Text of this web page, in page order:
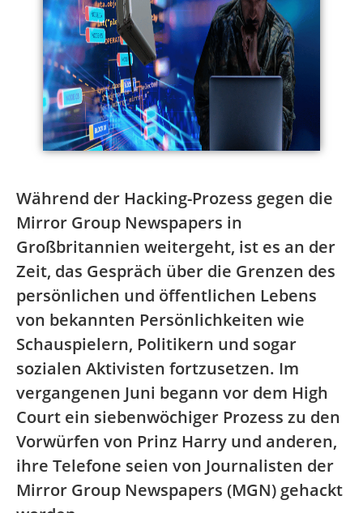
Während der Hacking-Prozess gegen die
Mirror Group Newspapers in
Großbritannien weitergeht, ist es an der
Zeit, das Gespräch über die Grenzen des
persönlichen und öffentlichen Lebens
von bekannten Persönlichkeiten wie
Schauspielern, Politikern und sogar
sozialen Aktivisten fortzusetzen. Im
vergangenen Juni begann vor dem High
Court ein siebenwöchiger Prozess zu den
Vorwürfen von Prinz Harry und anderen,
ihre Telefone seien von Journalisten der
Mirror Group Newspapers (MGN) gehackt